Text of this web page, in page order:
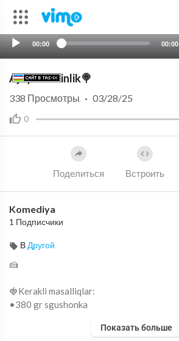
00:00 00:00
Ajoyib shirinlik🍭
0
338 Просмотры · 03/28/25
Поделиться Встроить
Komediya
1 Подписчики
В Другой
🍰
🍓Kerakli masalliqlar:
•380 gr sgushonka
•1 choy qoshiq razrexlitelПоказать больше